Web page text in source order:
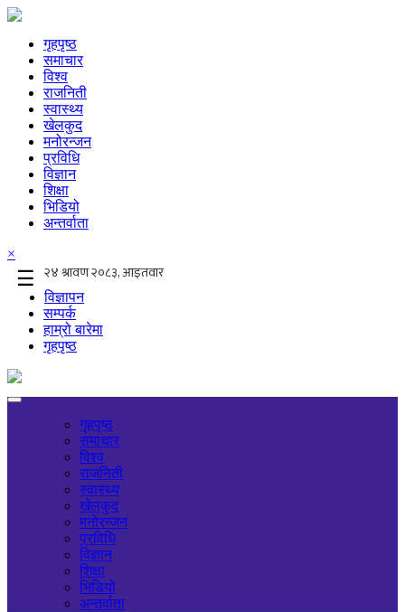
गृहपृष्ठ
समाचार
विश्व
राजनिती
स्वास्थ्य
खेलकुद
मनोरन्जन
प्रविधि
विज्ञान
शिक्षा
भिडियो
अन्तर्वाता
×
☰
विज्ञापन
सम्पर्क
हाम्रो बारेमा
गृहपृष्ठ
गृहपृष्ठ
समाचार
विश्व
राजनिती
स्वास्थ्य
खेलकुद
मनोरन्जन
प्रविधि
विज्ञान
शिक्षा
भिडियो
अन्तर्वाता